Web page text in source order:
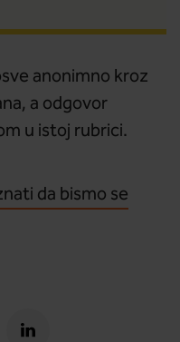
anonimno kroz
a odgovor
u istoj rubrici.
da bismo se